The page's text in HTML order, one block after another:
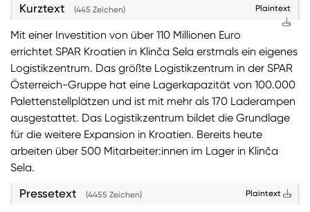
Newsletteran:
Zum SPAR Newsletter
Kurztext (445 Zeichen) Plaintext
Mit einer Investition von über 110 Millionen Euro
errichtet SPAR Kroatien in Klinča Sela erstmals ein eigenes
Logistikzentrum. Das größte Logistikzentrum in der SPAR
Österreich-Gruppe hat eine Lagerkapazität von 100.000
Palettenstellplätzen und ist mit mehr als 170 Laderampen
ausgestattet. Das Logistikzentrum bildet die Grundlage
für die weitere Expansion in Kroatien. Bereits heute
arbeiten über 500 Mitarbeiter:innen im Lager in Klinča
Sela.
Pressetext (4455 Zeichen) Plaintext